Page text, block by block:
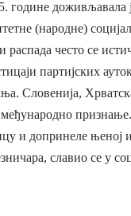
године
(народне)
често се
партијских
Словенија,
међународно
и допринеле њеној
славио се у